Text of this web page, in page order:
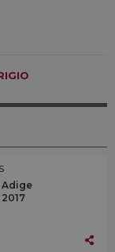
Adige